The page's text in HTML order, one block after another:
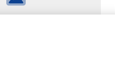
Semesterstart keine